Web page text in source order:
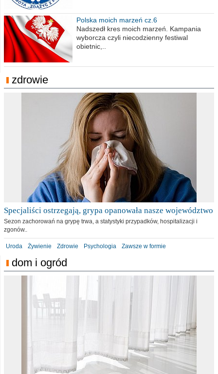
Polska moich marzeń cz.6
Nadszedł kres moich marzeń. Kampania
wyborcza czyli niecodzienny festiwal
obietnic,..
zdrowie
Specjaliści ostrzegają, grypa opanowała nasze województwo
Sezon zachorowań na grypę trwa, a statystyki przypadków, hospitalizacji i
zgonów..
Uroda Żywienie Zdrowie Psychologia Zawsze w formie
dom i ogród